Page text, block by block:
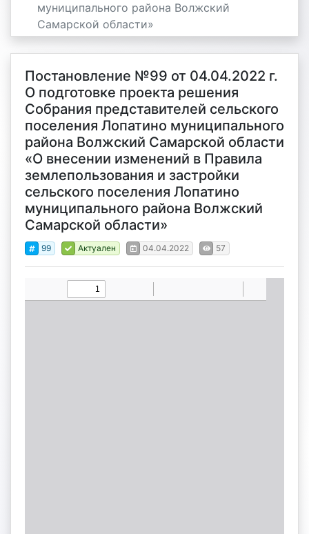
муниципального района Волжский
Самарской области»
Постановление №99 от 04.04.2022 г.
О подготовке проекта решения
Собрания представителей сельского
поселения Лопатино муниципального
района Волжский Самарской области
«О внесении изменений в Правила
землепользования и застройки
сельского поселения Лопатино
муниципального района Волжский
Самарской области»
99 Актуален 04.04.2022 57